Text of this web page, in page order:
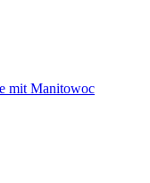
mit Manitowoc